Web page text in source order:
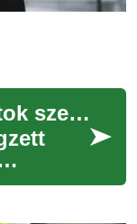
Gyakorlati tapasztalatok szerepe a betegellátásban végzett tanulmányok során